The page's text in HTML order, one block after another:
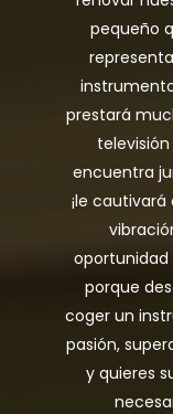
pequeño
prestará
encuentra
¡le cautivará
porque
coger un
pasión,
y quieres